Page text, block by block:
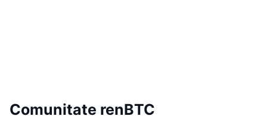
Comunitate renBTC